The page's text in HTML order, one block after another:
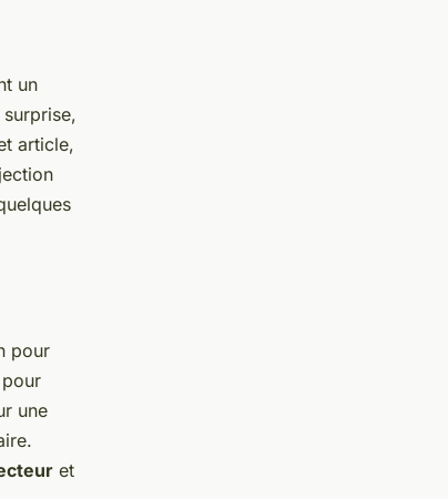
un
article,
pour
une
et